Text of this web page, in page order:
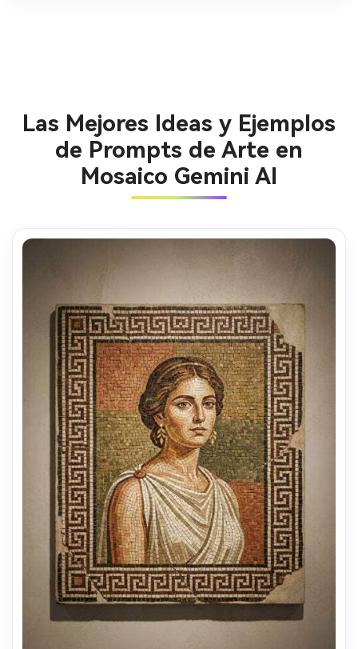
Las Mejores Ideas y Ejemplos
de Prompts de Arte en
Mosaico Gemini AI